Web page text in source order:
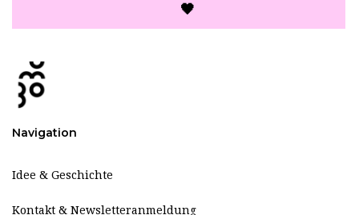
🖤
Navigation
Idee & Geschichte
Kontakt & Newsletteranmeldung